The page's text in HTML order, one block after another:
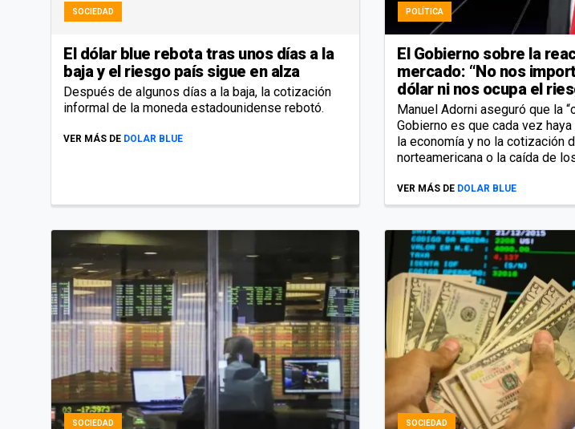
SOCIEDAD
El dólar blue rebota tras unos días a la
baja y el riesgo país sigue en alza
Después de algunos días a la baja, la cotización
informal de la moneda estadounidense rebotó.
VER MÁS DE DOLAR BLUE
POLÍTICA
El Gobierno sobre la
mercado: “No nos
dólar ni nos ocupa el
Manuel Adorni aseguró que la
Gobierno es que cada vez
la economía y no la cotización
norteamericana o la caída de
VER MÁS DE DOLAR BLUE
SOCIEDAD SOCIEDAD